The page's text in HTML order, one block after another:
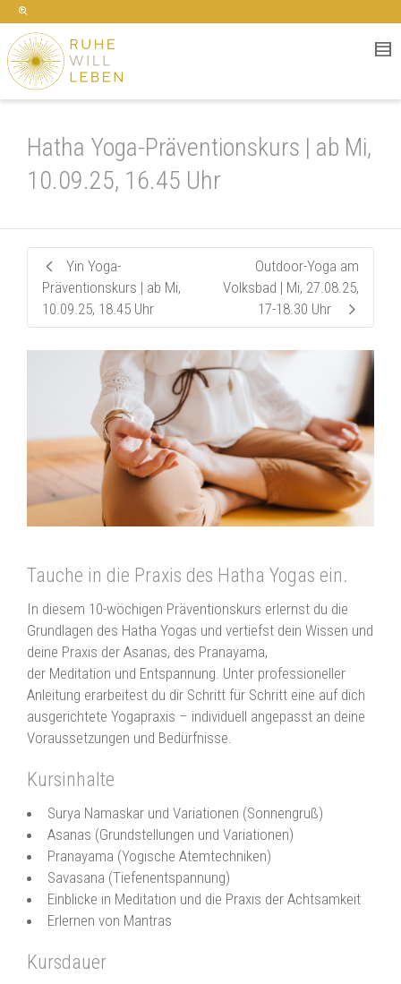
Hatha Yoga-Präventionskurs | ab Mi,
10.09.25, 16.45 Uhr
Yin Yoga-
Präventionskurs | ab Mi,
10.09.25, 18.45 Uhr
Outdoor-Yoga am
Volksbad | Mi, 27.08.25,
17-18.30 Uhr
Tauche in die Praxis des Hatha Yogas ein.
In diesem 10-wöchigen Präventionskurs erlernst du die
Grundlagen des Hatha Yogas und vertiefst dein Wissen und
deine Praxis der Asanas, des Pranayama,
der Meditation und Entspannung. Unter professioneller
Anleitung erarbeitest du dir Schritt für Schritt eine auf dich
ausgerichtete Yogapraxis – individuell angepasst an deine
Voraussetzungen und Bedürfnisse.
Kursinhalte
Surya Namaskar und Variationen (Sonnengruß)
Asanas (Grundstellungen und Variationen)
Pranayama (Yogische Atemtechniken)
Savasana (Tiefenentspannung)
Einblicke in Meditation und die Praxis der Achtsamkeit
Erlernen von Mantras
Kursdauer
Babypause ab 21.09.26
Ab Ende September gehe ich in Babypause